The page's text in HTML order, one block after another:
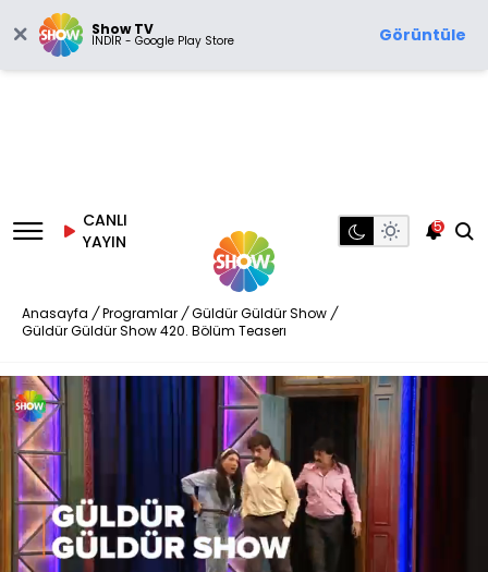
Show TV
İNDİR - Google Play Store Görüntüle
CANLI
YAYIN
5
Anasayfa / Programlar / Güldür Güldür Show /
Güldür Güldür Show 420. Bölüm Teaserı